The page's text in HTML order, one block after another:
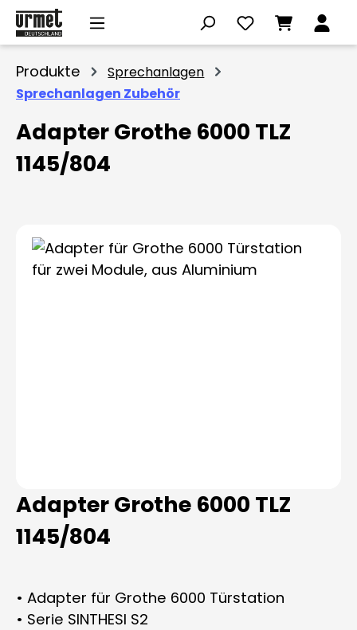
Zum Hauptinhalt springen
Produkte
Sprechanlagen
Sprechanlagen Zubehör
Adapter Grothe 6000 TLZ
1145/804
Bildergalerie überspringen
Adapter Grothe 6000 TLZ
1145/804
• Adapter für Grothe 6000 Türstation
• Serie SINTHESI S2